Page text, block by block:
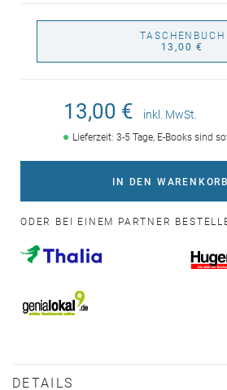
TASCHENBUCH
13,00 €
13,00 € inkl. MwSt.
Lieferzeit: 3-5 Tage, E-Books sind
IN DEN WARENKORB
ODER BEI EINEM PARTNER
DETAILS